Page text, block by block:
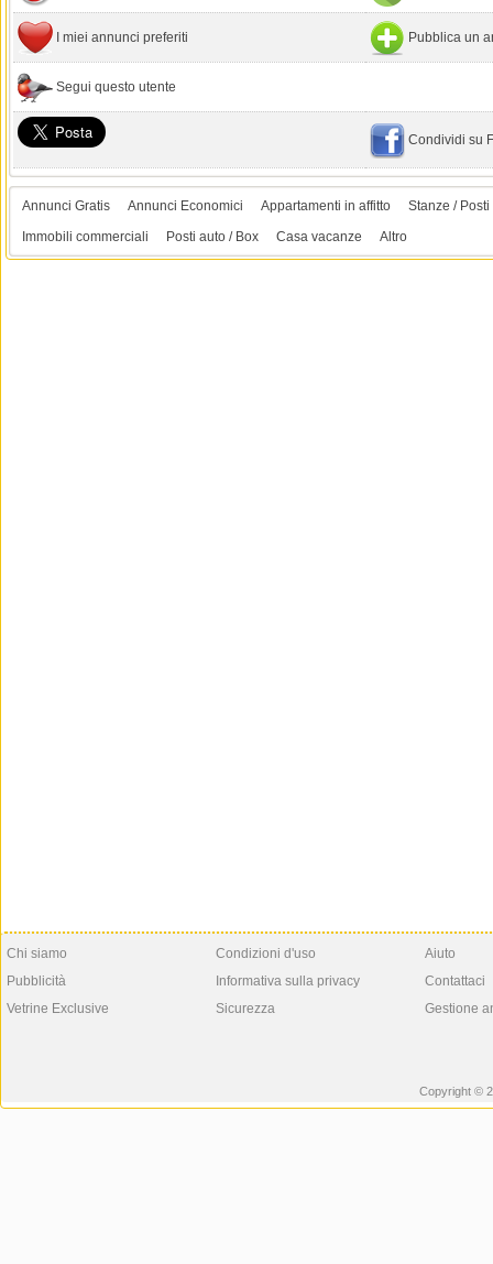
I miei annunci preferiti Pubblica un
Segui questo utente
Condividi su
Annunci Gratis Annunci Economici Appartamenti in affitto
Stanze / Posti
Immobili commerciali
Posti auto / Box Casa vacanze Altro
Chi siamo
Pubblicità
Vetrine Exclusive
Condizioni d'uso
Informativa sulla privacy
Sicurezza
Aiuto
Contattaci
Gestione
Copyright ©